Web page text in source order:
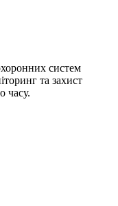
систем
та захист
часу.